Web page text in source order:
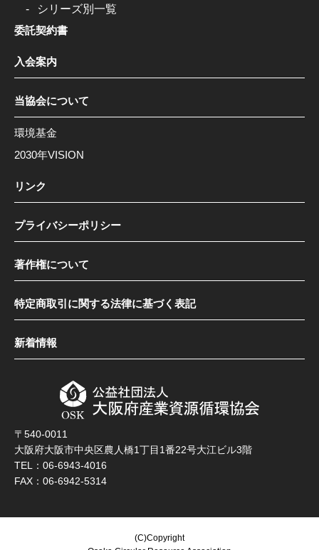
シリーズ別一覧
委託契約書
入会案内
当協会について
環境基金
2030年VISION
リンク
プライバシーポリシー
著作権について
特定商取引に関する法律に基づく表記
新着情報
〒540-0011
大阪府大阪市中央区農人橋1丁目1番22号大江ビル3階
TEL：06-6943-4016
FAX：06-6942-5314
(C)Copyright